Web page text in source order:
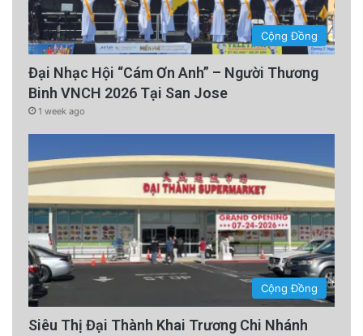
Cộng Đồng
Đại Nhạc Hội “Cám Ơn Anh” – Người Thương
Binh VNCH 2026 Tại San Jose
1 week ago
Cộng Đồng
Siêu Thị Đại Thành Khai Trương Chi Nhánh